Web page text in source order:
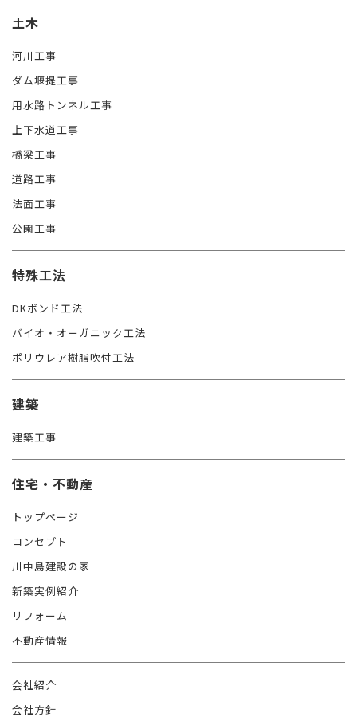
土木
河川工事
ダム堰提工事
用水路トンネル工事
上下水道工事
橋梁工事
道路工事
法面工事
公園工事
特殊工法
DKボンド工法
バイオ・オーガニック工法
ポリウレア樹脂吹付工法
建築
建築工事
住宅・不動産
トップページ
コンセプト
川中島建設の家
新築実例紹介
リフォーム
不動産情報
会社紹介
会社方針